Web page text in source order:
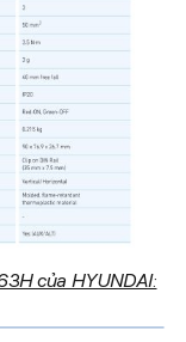
của HYUNDAI: